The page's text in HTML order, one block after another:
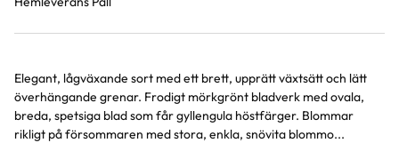
Produktinformation
Elegant, lågväxande sort med ett brett, upprätt växtsätt och lätt
överhängande grenar. Frodigt mörkgrönt bladverk med ovala,
breda, spetsiga blad som får gyllengula höstfärger. Blommar
rikligt på försommaren med stora, enkla, snövita blommo...